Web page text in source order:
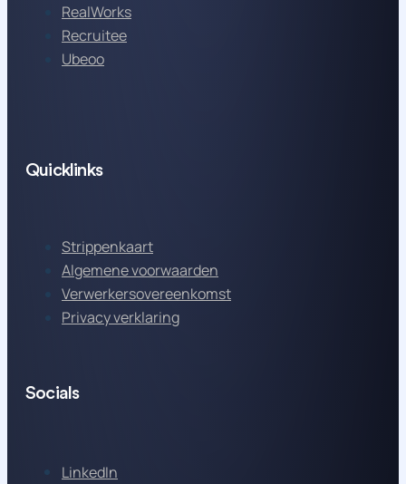
RealWorks
Recruitee
Ubeoo
Quicklinks
Strippenkaart
Algemene voorwaarden
Verwerkersovereenkomst
Privacy verklaring
Socials
LinkedIn